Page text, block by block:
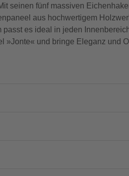
seinen fünf massiven
aus hochwertigem
es ideal in jeden
»Jonte« und bringe Eleganz und